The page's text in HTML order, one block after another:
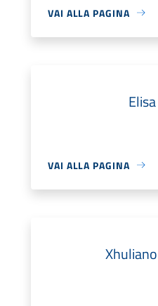
VAI ALLA PAGINA
VAI ALLA PAGINA